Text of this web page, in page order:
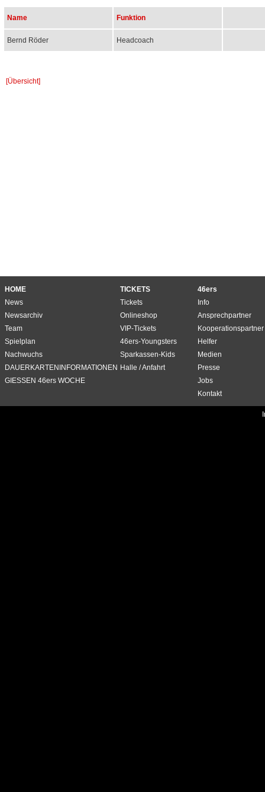
Name Funktion
Bernd Röder Headcoach
[Übersicht]
HOME TICKETS
46ers
News
Tickets
Info
Newsarchiv
Onlineshop
Ansprechpartner
Team
VIP-Tickets
Kooperationspartner
Spielplan
46ers-Youngsters
Helfer
Nachwuchs
Sparkassen-Kids
Medien
DAUERKARTENINFORMATIONEN Halle / Anfahrt
Presse
GIESSEN 46ers WOCHE
Jobs
Kontakt